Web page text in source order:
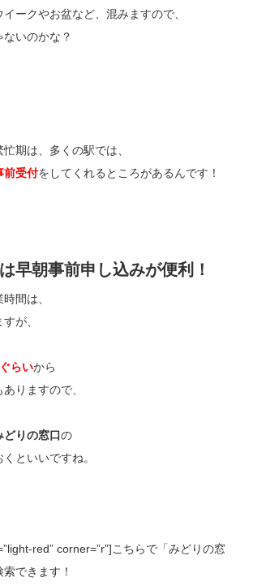
ークやお盆など、混みますので、
いのかな？
期は、多くの駅では、
前受付をしてくれるところがあるんです！
早朝事前申し込みが便利！
間は、
が、
らいから
りますので、
どりの窓口の
といいですね。
corner=”r”]こちらで「みどりの窓
できます！